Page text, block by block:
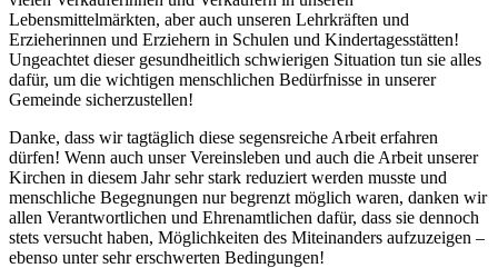
Lebensmittelmärkten, aber auch unseren Lehrkräften und
Erzieherinnen und Erziehern in Schulen und Kindertagesstätten!
Ungeachtet dieser gesundheitlich schwierigen Situation tun sie alles
dafür, um die wichtigen menschlichen Bedürfnisse in unserer
Gemeinde sicherzustellen!
Danke, dass wir tagtäglich diese segensreiche Arbeit erfahren
dürfen! Wenn auch unser Vereinsleben und auch die Arbeit unserer
Kirchen in diesem Jahr sehr stark reduziert werden musste und
menschliche Begegnungen nur begrenzt möglich waren, danken wir
allen Verantwortlichen und Ehrenamtlichen dafür, dass sie dennoch
stets versucht haben, Möglichkeiten des Miteinanders aufzuzeigen –
ebenso unter sehr erschwerten Bedingungen!